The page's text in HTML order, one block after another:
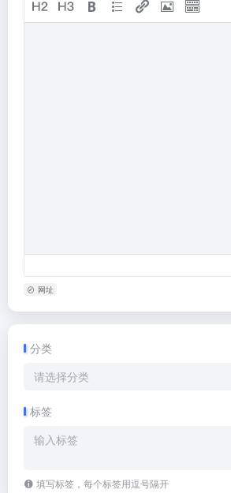
网址
分类
请选择分类
标签
填写标签，每个标签用逗号隔开